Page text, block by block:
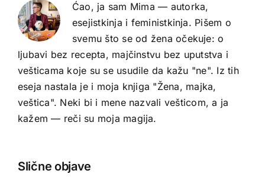
Ćao, ja sam Mima — autorka,
esejistkinja i feministkinja. Pišem o
svemu što se od žena očekuje: o
ljubavi bez recepta, majčinstvu bez uputstva i
vešticama koje su se usudile da kažu "ne". Iz tih
eseja nastala je i moja knjiga "Žena, majka,
veštica". Neki bi i mene nazvali vešticom, a ja
kažem — reči su moja magija.
Slične objave